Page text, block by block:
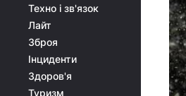
Техно і зв'язок
Лайт
Зброя
Інциденти
Здоров'я
Туризм